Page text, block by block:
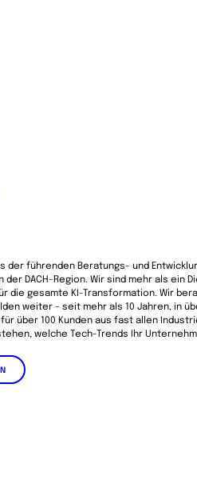
der führenden Beratungs- und
der DACH-Region. Wir sind mehr als ein
die gesamte KI-Transformation. Wir
weiter – seit mehr als 10 Jahren, in
über 100 Kunden aus fast allen
welche Tech-Trends Ihr